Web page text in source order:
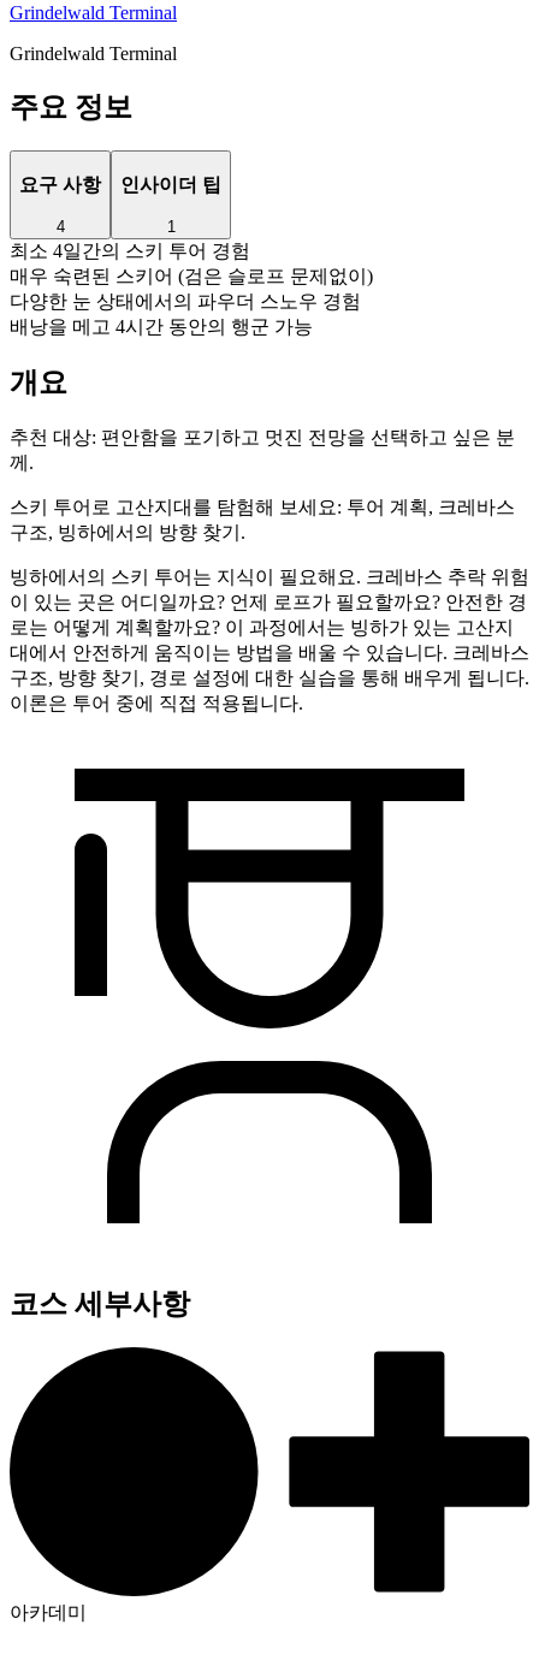
Grindelwald Terminal
Grindelwald Terminal
주요 정보
요구 사항
4
인사이더 팁
1
최소 4일간의 스키 투어 경험
매우 숙련된 스키어 (검은 슬로프 문제없이)
다양한 눈 상태에서의 파우더 스노우 경험
배낭을 메고 4시간 동안의 행군 가능
개요
추천 대상: 편안함을 포기하고 멋진 전망을 선택하고 싶은 분
께.
스키 투어로 고산지대를 탐험해 보세요: 투어 계획, 크레바스
구조, 빙하에서의 방향 찾기.
빙하에서의 스키 투어는 지식이 필요해요. 크레바스 추락 위험
이 있는 곳은 어디일까요? 언제 로프가 필요할까요? 안전한 경
로는 어떻게 계획할까요? 이 과정에서는 빙하가 있는 고산지
대에서 안전하게 움직이는 방법을 배울 수 있습니다. 크레바스
구조, 방향 찾기, 경로 설정에 대한 실습을 통해 배우게 됩니다.
이론은 투어 중에 직접 적용됩니다.
코스 세부사항
아카데미